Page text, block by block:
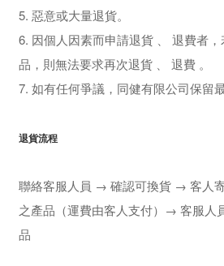
5. 惡意或大量退貨。
6. 因個人因素而申請退貨 、 退費者
品，則無法要求再次退貨 、 退費 。
7. 如有任何爭議，同健有限公司保留
退貨流程
聯絡客服人員 → 確認可換貨 → 客人
之產品（運費由客人支付）→ 客服人
品